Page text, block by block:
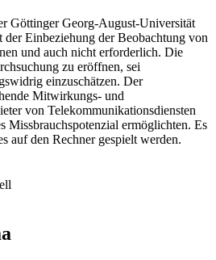
Göttinger Georg-August-Universität
Einbeziehung der Beobachtung von
und auch nicht erforderlich. Die
zu eröffnen, sei
einzuschätzen. Der
Mitwirkungs- und
von Telekommunikationsdiensten
Missbrauchspotenzial ermöglichten. Es
auf den Rechner gespielt werden.